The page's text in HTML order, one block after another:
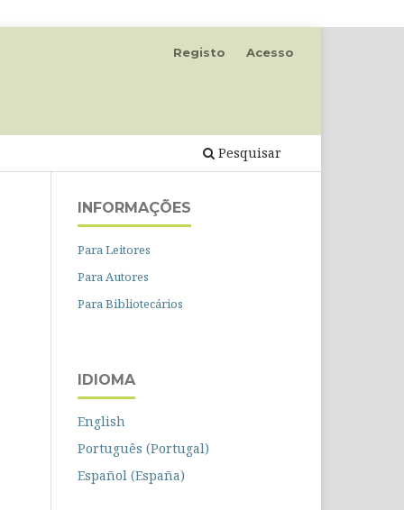
Pesquisar
Registo Acesso
INFORMAÇÕES
Para Leitores
Para Autores
Para Bibliotecários
IDIOMA
English
Português (Portugal)
Español (España)